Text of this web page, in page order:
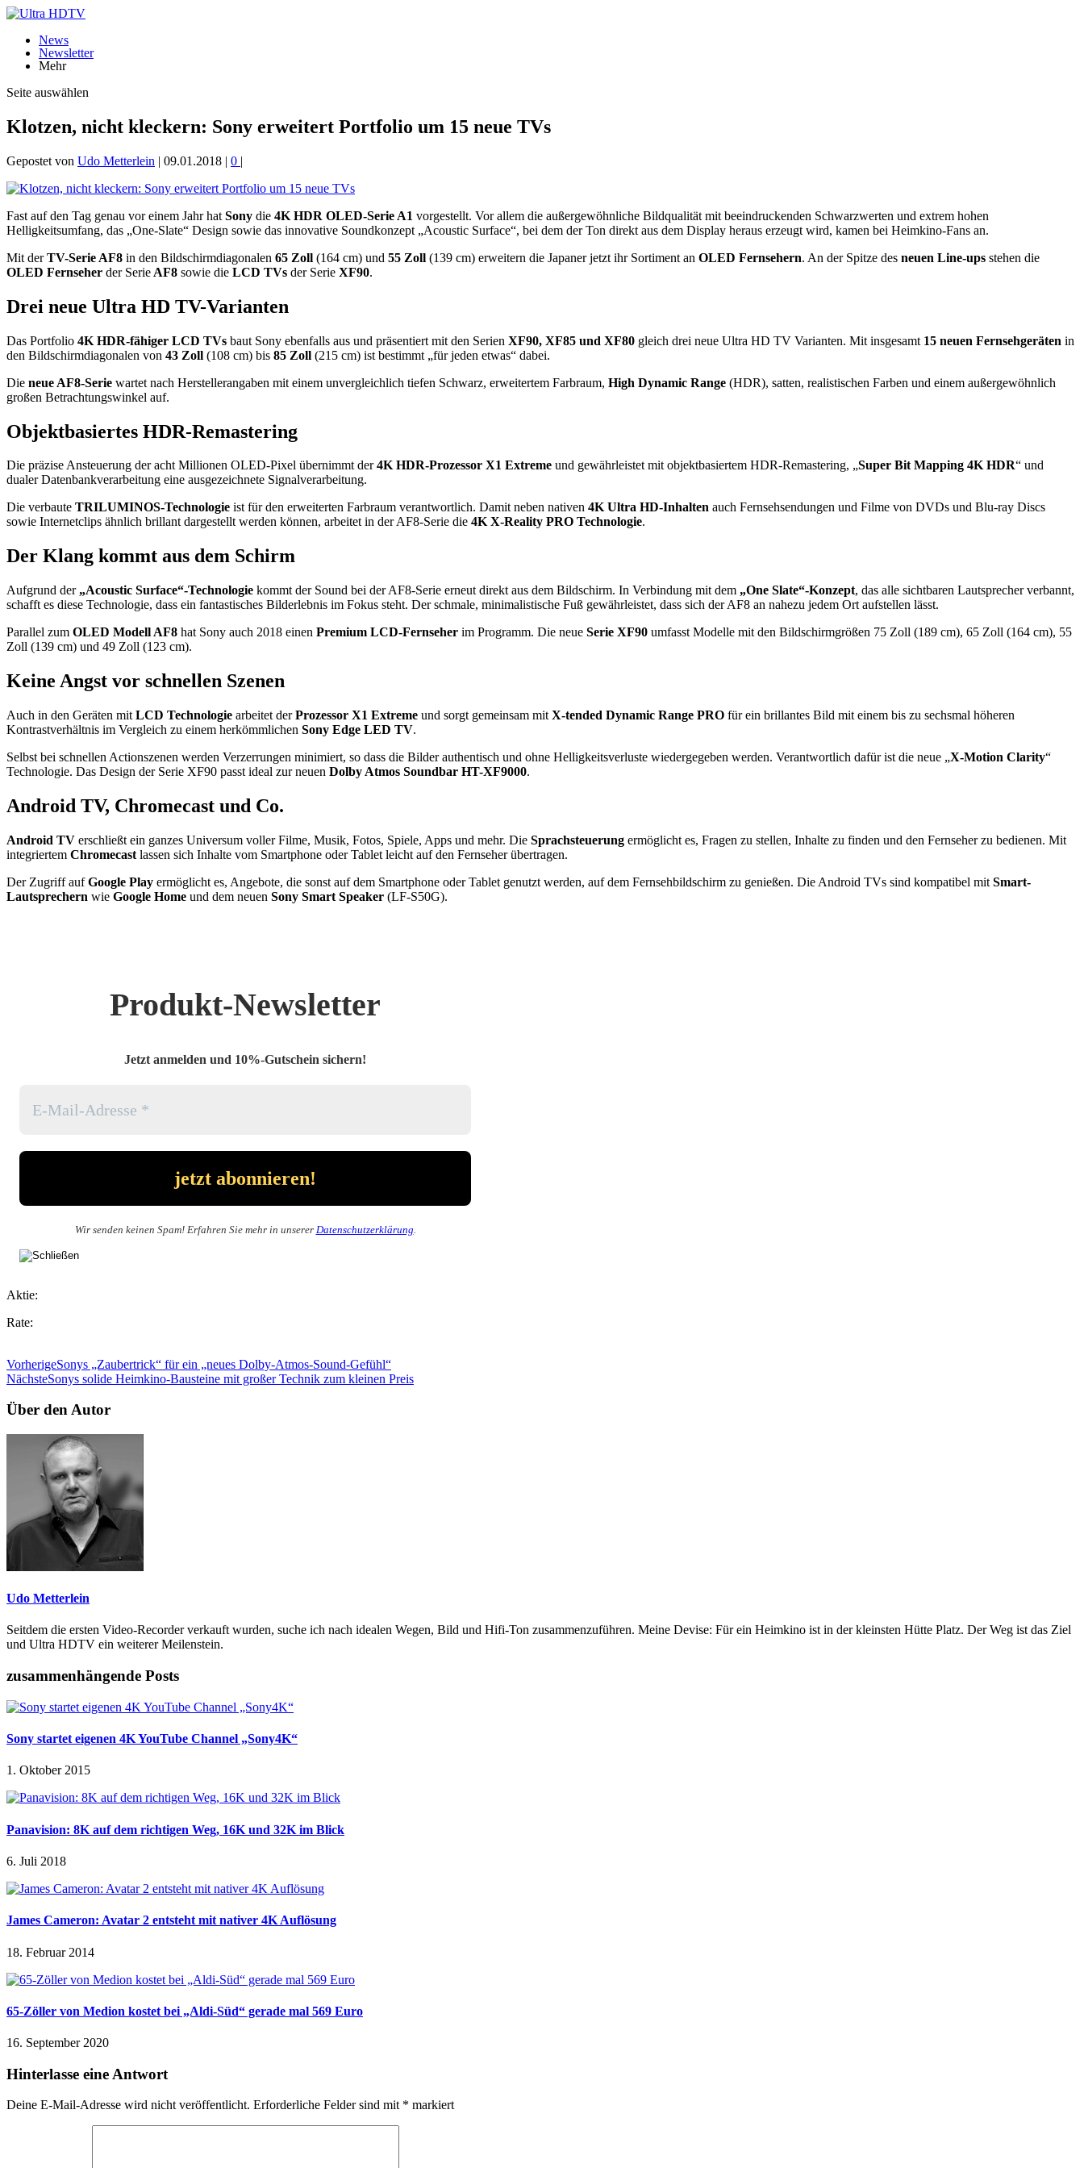
News
Newsletter
Mehr
Seite auswählen
Klotzen, nicht kleckern: Sony erweitert Portfolio um 15 neue TVs
Gepostet von Udo Metterlein | 09.01.2018 | 0 |
Fast auf den Tag genau vor einem Jahr hat Sony die 4K HDR OLED-Serie A1 vorgestellt. Vor allem die außergewöhnliche Bildqualität mit beeindruckenden Schwarzwerten und extrem hohen
Helligkeitsumfang, das „One-Slate“ Design sowie das innovative Soundkonzept „Acoustic Surface“, bei dem der Ton direkt aus dem Display heraus erzeugt wird, kamen bei Heimkino-Fans an.
Mit derTV-Serie AF8 in den Bildschirmdiagonalen 65 Zoll (164 cm) und 55 Zoll (139 cm) erweitern die Japaner jetzt ihr Sortiment an OLED Fernsehern. An der Spitze des neuen Line-ups stehen die
OLED Fernseher der Serie AF8 sowie die LCD TVs der Serie XF90.
Drei neue Ultra HD TV-Varianten
Das Portfolio 4K HDR-fähiger LCD TVs baut Sony ebenfalls aus und präsentiert mit den Serien XF90, XF85 und XF80 gleich drei neue Ultra HD TV Varianten. Mit insgesamt 15 neuen Fernsehgeräten in
den Bildschirmdiagonalen von 43 Zoll (108 cm) bis 85 Zoll (215 cm) ist bestimmt „für jeden etwas“ dabei.
Die neue AF8-Serie wartet nach Herstellerangaben mit einem unvergleichlich tiefen Schwarz, erweitertem Farbraum, High Dynamic Range (HDR), satten, realistischen Farben und einem außergewöhnlich
großen Betrachtungswinkel auf.
Objektbasiertes HDR-Remastering
Die präzise Ansteuerung der acht Millionen OLED-Pixel übernimmt der4K HDR-Prozessor X1 Extreme und gewährleistet mit objektbasiertem HDR-Remastering, „Super Bit Mapping 4K HDR“ und
dualer Datenbankverarbeitung eine ausgezeichnete Signalverarbeitung.
Die verbaute TRILUMINOS-Technologie ist für den erweiterten Farbraum verantwortlich. Damit neben nativen 4K Ultra HD-Inhalten auch Fernsehsendungen und Filme von DVDs und Blu-ray Discs
sowie Internetclips ähnlich brillant dargestellt werden können, arbeitet in der AF8-Serie die 4K X-Reality PRO Technologie.
Der Klang kommt aus dem Schirm
Aufgrund der „Acoustic Surface“-Technologie kommt der Sound bei der AF8-Serie erneut direkt aus dem Bildschirm. In Verbindung mit dem „One Slate“-Konzept, das alle sichtbaren Lautsprecher verbannt,
schafft es diese Technologie, dass ein fantastisches Bilderlebnis im Fokus steht. Der schmale, minimalistische Fuß gewährleistet, dass sich der AF8 an nahezu jedem Ort aufstellen lässt.
Parallel zum OLED Modell AF8 hat Sony auch 2018 einen Premium LCD-Fernseher im Programm. Die neue Serie XF90 umfasst Modelle mit den Bildschirmgrößen 75 Zoll (189 cm), 65 Zoll (164 cm), 55
Zoll (139 cm) und 49 Zoll (123 cm).
Keine Angst vor schnellen Szenen
Auch in den Geräten mit LCD Technologie arbeitet derProzessor X1 Extreme und sorgt gemeinsam mit X-tended Dynamic Range PRO für ein brillantes Bild mit einem bis zu sechsmal höheren
Kontrastverhältnis im Vergleich zu einem herkömmlichen Sony Edge LED TV.
Selbst bei schnellen Actionszenen werden Verzerrungen minimiert, so dass die Bilder authentisch und ohne Helligkeitsverluste wiedergegeben werden. Verantwortlich dafür ist die neue „X-Motion Clarity“
Technologie. Das Design der Serie XF90 passt ideal zur neuen Dolby Atmos Soundbar HT-XF9000.
Android TV, Chromecast und Co.
Android TV erschließt ein ganzes Universum voller Filme, Musik, Fotos, Spiele, Apps und mehr. Die Sprachsteuerung ermöglicht es, Fragen zu stellen, Inhalte zu finden und den Fernseher zu bedienen. Mit
integriertem Chromecast lassen sich Inhalte vom Smartphone oder Tablet leicht auf den Fernseher übertragen.
Der Zugriff aufGoogle Play ermöglicht es, Angebote, die sonst auf dem Smartphone oder Tablet genutzt werden, auf dem Fernsehbildschirm zu genießen. Die Android TVs sind kompatibel mit Smart-
Lautsprechern wie Google Home und dem neuen Sony Smart Speaker (LF-S50G).
Produkt-Newsletter
Jetzt anmelden und 10%-Gutschein sichern!
Wir senden keinen Spam! Erfahren Sie mehr in unserer Datenschutzerklärung
Aktie:
Rate:
VorherigeSonys „Zaubertrick“ für ein „neues Dolby-Atmos-Sound-Gefühl“
NächsteSonys solide Heimkino-Bausteine mit großer Technik zum kleinen Preis
Über den Autor
Udo Metterlein
Seitdem die ersten Video-Recorder verkauft wurden, suche ich nach idealen Wegen, Bild und Hifi-Ton zusammenzuführen. Meine Devise: Für ein Heimkino ist in der kleinsten Hütte Platz. Der Weg ist das Ziel
und Ultra HDTV ein weiterer Meilenstein.
zusammenhängende Posts
Sony startet eigenen 4K YouTube Channel „Sony4K“
1. Oktober 2015
Panavision: 8K auf dem richtigen Weg, 16K und 32K im Blick
6. Juli 2018
James Cameron: Avatar 2 entsteht mit nativer 4K Auflösung
18. Februar 2014
65-Zöller von Medion kostet bei „Aldi-Süd“ gerade mal 569 Euro
16. September 2020
Hinterlasse eine Antwort
Deine E-Mail-Adresse wird nicht veröffentlicht. Erforderliche Felder sind mit * markiert